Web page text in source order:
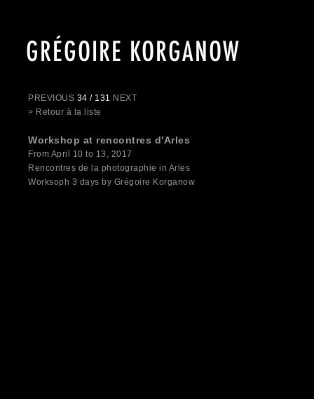
GRÉGOIRE KORGANOW
PREVIOUS 34 / 131 NEXT
> Retour à la liste
Workshop at rencontres d'Arles
From April 10 to 13, 2017
Rencontres de la photographie in Arles
Worksoph 3 days by Grégoire Korganow